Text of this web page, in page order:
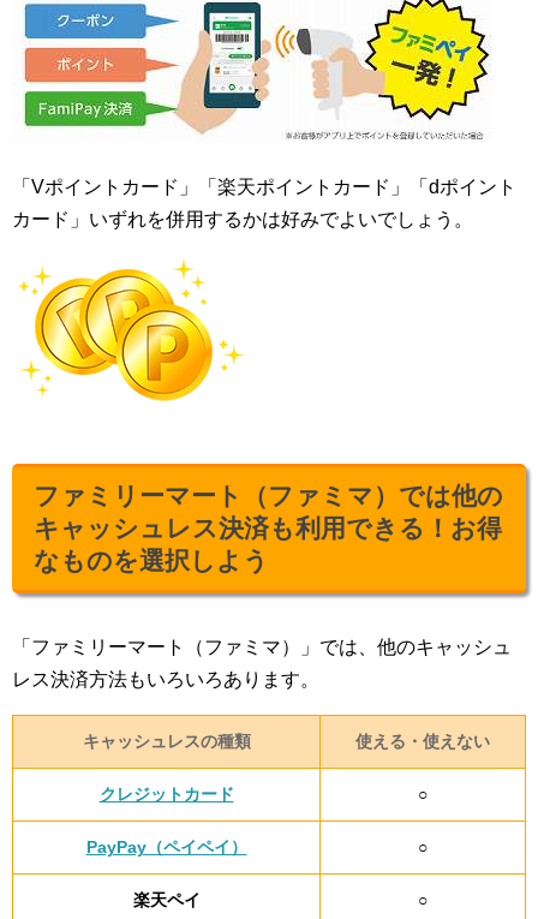
「Vポイントカード」「楽天ポイントカード」「dポイント
カード」いずれを併用するかは好みでよいでしょう。
ファミリーマート（ファミマ）では他の
キャッシュレス決済も利用できる！お得
なものを選択しよう
「ファミリーマート（ファミマ）」では、他のキャッシュ
レス決済方法もいろいろあります。
キャッシュレスの種類 使える・使えない
クレジットカード ○
PayPay（ペイペイ） ○
楽天ペイ ○